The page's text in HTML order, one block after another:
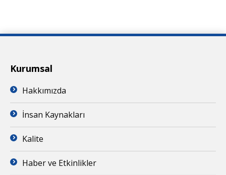
Kurumsal
Hakkımızda
İnsan Kaynakları
Kalite
Haber ve Etkinlikler